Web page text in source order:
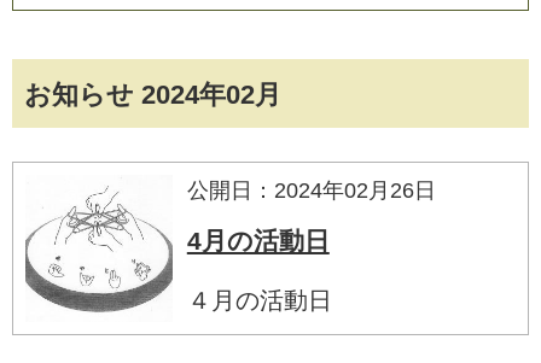
お知らせ 2024年02月
公開日：2024年02月26日
4月の活動日
４月の活動日